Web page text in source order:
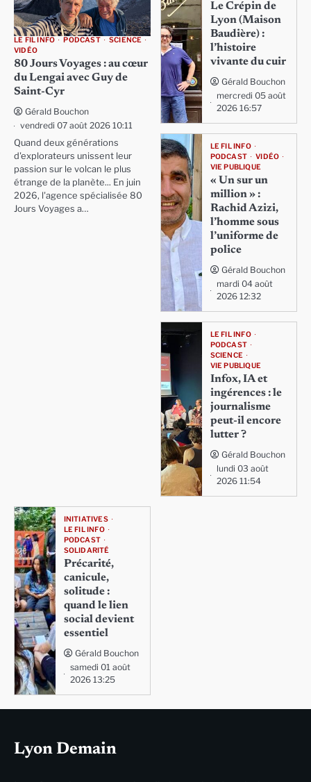
LE FIL INFO PODCAST
SCIENCE
VIDÉO
80 Jours Voyages : au cœur
du Lengai avec Guy de
Saint-Cyr
Gérald Bouchon
vendredi 07 août 2026 10:11
Quand deux générations
d'explorateurs unissent leur
passion sur le volcan le plus
étrange de la planète... En juin
2026, l'agence spécialisée 80
Jours Voyages a…
Le Crépin de
Lyon (Maison
Baudière) :
l’histoire
vivante du cuir
Gérald Bouchon
mercredi 05 août
2026 16:57
LE FIL INFO
PODCAST
VIDÉO
VIE PUBLIQUE
« Un sur un
million » :
Rachid Azizi,
l’homme sous
l’uniforme de
police
Gérald Bouchon
mardi 04 août
2026 12:32
LE FIL INFO
PODCAST
SCIENCE
VIE PUBLIQUE
Infox, IA et
ingérences : le
journalisme
peut-il encore
lutter ?
Gérald Bouchon
lundi 03 août
2026 11:54
INITIATIVES
LE FIL INFO
PODCAST
SOLIDARITÉ
Précarité,
canicule,
solitude :
quand le lien
social devient
essentiel
Gérald Bouchon
samedi 01 août
2026 13:25
Lyon Demain